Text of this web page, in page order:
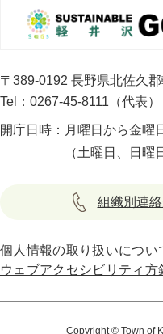
〒389-0192 長野県北佐久
Tel：0267-45-8111（代表）
開庁日時： 月曜日から金曜
（土曜日、日曜
組織別連
個人情報の取り扱いについ
ウェブアクセシビリティ方
Copyright © Town of